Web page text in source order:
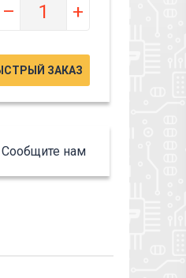
– +
ЗАКАЗ
Сообщите нам